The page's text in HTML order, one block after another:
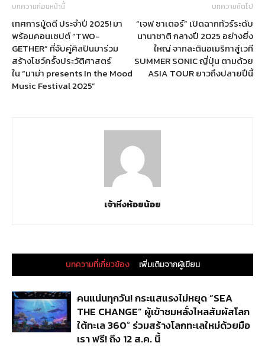
บทความก่อนหน้านี้
เทศการมู้ดดี ประจำปี 2025! มา
พร้อมคอนเซปต์ “TWO-
GETHER” ที่จับคู่ศิลปินมาร่วม
สร้างโชว์ครั้งประวัติศาสตร์
ใน “มาม่า presents In the Mood
Music Festival 2025”
บทความถัดไป
“เจฟ ซาเตอร์” เปิดฉากทัวร์ระดับ
นานาชาติ กลางปี 2025 อย่างยิ่ง
ใหญ่ จากละตินอเมริกาสู่เวที
SUMMER SONIC ญี่ปุ่น ตามด้วย
ASIA TOUR ยาวถึงปลายปีนี้
เจ้าหิ่งห้อยน้อย
บทความที่เกี่ยวข้อง เพิ่มเติมจากผู้เขียน
คนแน่นทุกวัน! กระแสแรงไม่หยุด “SEA
THE CHANGE” ผู้เข้าชมหลั่งไหลสัมผัสโลก
ใต้ทะเล 360° ร่วมสร้างโลกทะเลใหม่ด้วยมือ
เรา ฟรี! ถึง 12 ส.ค. นี้